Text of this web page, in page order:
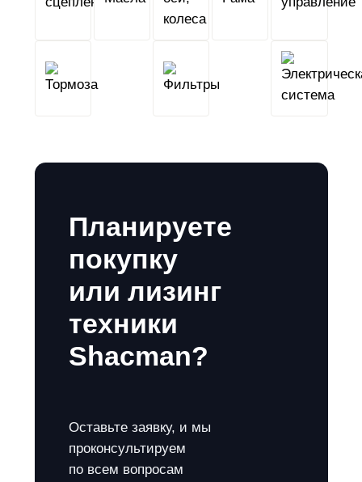
Тормоза Фильтры
Планируете
покупку
или лизинг
техники
Shacman?
Оставьте заявку, и мы
проконсультируем
по всем вопросам